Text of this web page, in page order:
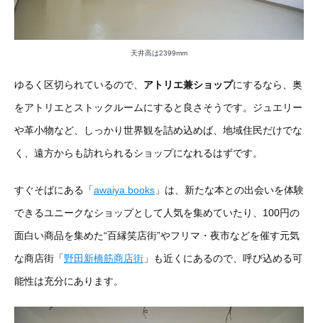
天井高は2399mm
ゆるく区切られているので、 アトリエ兼ショップにするなら、奥
をアトリエとストックルームにすると良さそうです。ジュエリー
や革小物など、しっかり世界観を詰め込めば、地域住民だけでな
く、遠方からも訪れられるショップになれるはずです。
すぐそばにある「awaiya books 」は、新たな本との出会いを体験
できるユニークなショップとして人気を集めていたり、100円の
面白い商品を集めた“百縁笑店街”やフリマ・夜市などを催す元気
な商店街「野田新橋筋商店街 」も近くにあるので、呼び込める可
能性は充分にあります。